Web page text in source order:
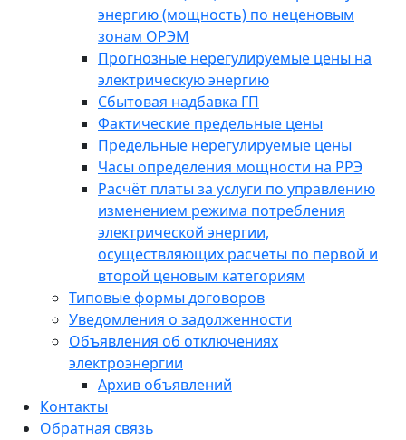
энергию (мощность) по неценовым
зонам ОРЭМ
Прогнозные нерегулируемые цены на
электрическую энергию
Сбытовая надбавка ГП
Фактические предельные цены
Предельные нерегулируемые цены
Часы определения мощности на РРЭ
Расчёт платы за услуги по управлению
изменением режима потребления
электрической энергии,
осуществляющих расчеты по первой и
второй ценовым категориям
Типовые формы договоров
Уведомления о задолженности
Объявления об отключениях
электроэнергии
Архив объявлений
Контакты
Обратная связь